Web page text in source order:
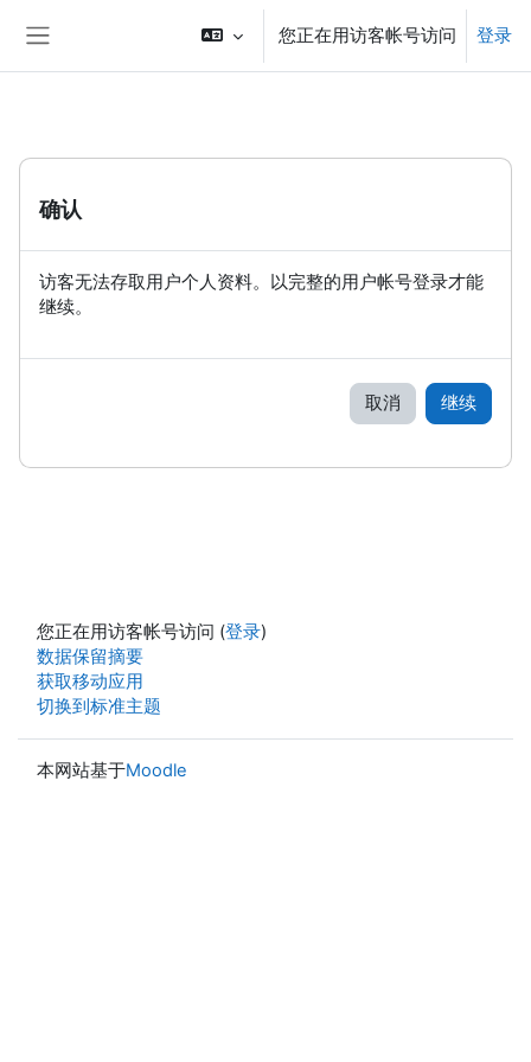
您正在用访客帐号访问 登录
确认
访客无法存取用户个人资料。以完整的用户帐号登录才能
继续。
取消 继续
您正在用访客帐号访问 (登录)
‎数据保留摘要‎
获取移动应用
切换到标准主题
本网站基于Moodle